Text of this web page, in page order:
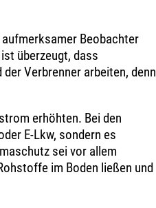
Beobachter
überzeugt, dass
Verbrenner arbeiten, denn
erhöhten. Bei den
E-Lkw, sondern es
sei vor allem
im Boden ließen und